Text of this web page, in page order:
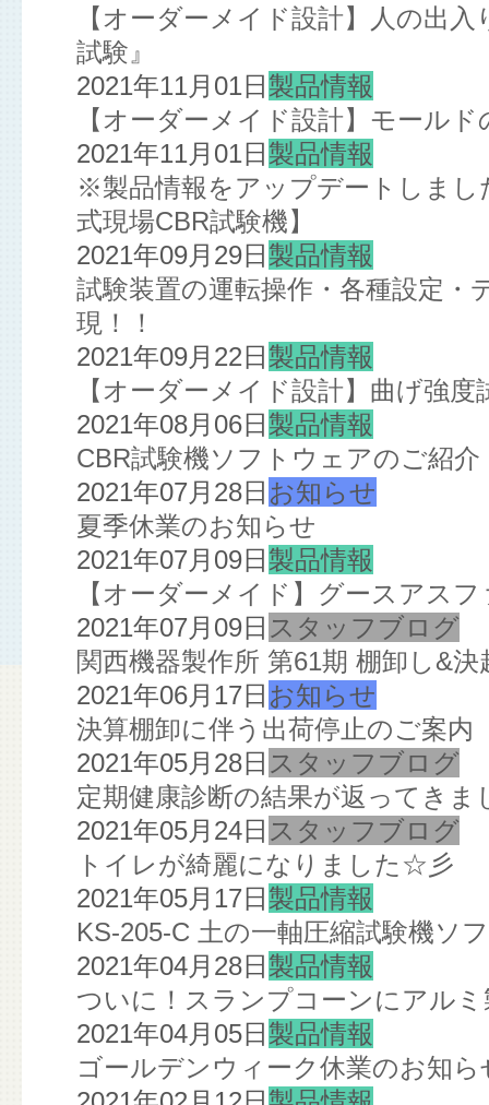
【オーダーメイド設計】人の出
試験』
2021年11月01日 製品情報
【オーダーメイド設計】モール
2021年11月01日 製品情報
※製品情報をアップデートしま
式現場CBR試験機】
2021年09月29日 製品情報
試験装置の運転操作・各種設定
現！！
2021年09月22日 製品情報
【オーダーメイド設計】曲げ強
2021年08月06日 製品情報
CBR試験機ソフトウェアのご紹介
2021年07月28日 お知らせ
夏季休業のお知らせ
2021年07月09日 製品情報
【オーダーメイド】グースアス
2021年07月09日 スタッフブログ
関西機器製作所 第61期 棚卸し&決
2021年06月17日 お知らせ
決算棚卸に伴う出荷停止のご案内
2021年05月28日 スタッフブログ
定期健康診断の結果が返ってきま
2021年05月24日 スタッフブログ
トイレが綺麗になりました☆彡
2021年05月17日 製品情報
KS-205-C 土の一軸圧縮試験機ソ
2021年04月28日 製品情報
ついに！スランプコーンにアル
2021年04月05日 製品情報
ゴールデンウィーク休業のお知ら